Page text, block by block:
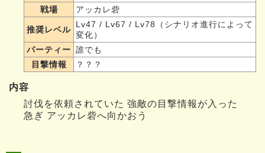
戦場
アッカレ砦
推奨レベル
Lv47 / Lv67 / Lv78（シナリオ進行によって
変化）
パーティー 誰でも
目撃情報
？？？
内容
討伐を依頼されていた 強敵の目撃情報が入った
急ぎ アッカレ砦へ向かおう